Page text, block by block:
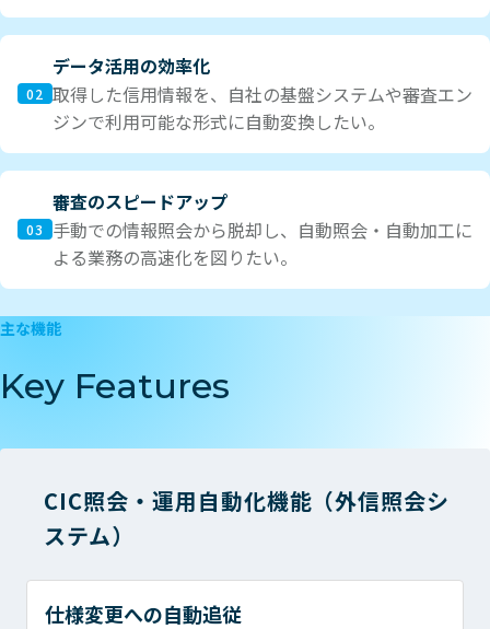
02
データ活用の効率化
取得した信用情報を、自社の基盤システムや審査エン
ジンで利用可能な形式に自動変換したい。
03
審査のスピードアップ
手動での情報照会から脱却し、自動照会・自動加工に
よる業務の高速化を図りたい。
主な機能
Key Features
CIC照会・運用自動化機能（外信照会シ
ステム）
仕様変更への自動追従